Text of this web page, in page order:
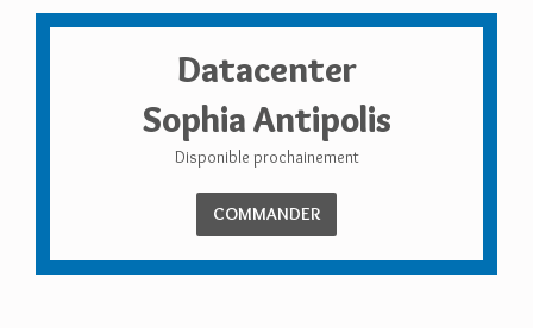
Datacenter
Sophia Antipolis
Disponible prochainement
COMMANDER